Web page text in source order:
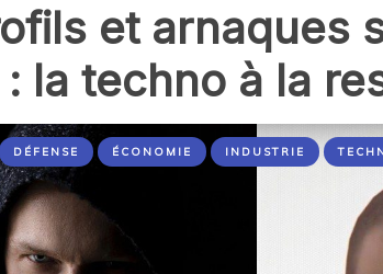
et arnaques
la techno à la
DÉFENSE ÉCONOMIE INDUSTRIE